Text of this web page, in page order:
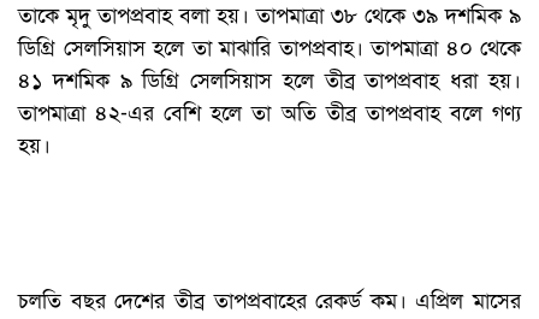
তাকে মৃদু তাপপ্রবাহ বলা হয়। তাপমাত্রা ৩৮ থেকে ৩৯ দশমিক ৯
ডিগ্রি সেলসিয়াস হলে তা মাঝারি তাপপ্রবাহ। তাপমাত্রা ৪০ থেকে
৪১ দশমিক ৯ ডিগ্রি সেলসিয়াস হলে তীব্র তাপপ্রবাহ ধরা হয়।
তাপমাত্রা ৪২-এর বেশি হলে তা অতি তীব্র তাপপ্রবাহ বলে গণ্য
হয়।
চলতি বছর দেশের তীব্র তাপপ্রবাহের রেকর্ড কম। এপ্রিল মাসের